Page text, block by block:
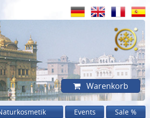
Warenkorb
Events Sale %